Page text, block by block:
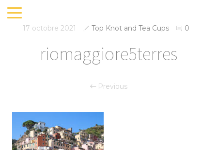
17 octobre 2021 Top Knot and Tea Cups 0
riomaggiore5terres
Previous